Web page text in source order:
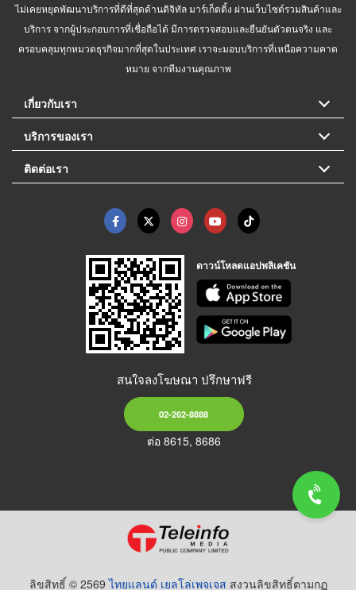
ไม่เคยหยุดพัฒนาบริการที่ดีที่สุดด้านดิจิทัล มาร์เก็ตติ้ง ผ่านเว็บไซต์รวมสินค้าและ
บริการ จากผู้ประกอบการที่เชื่อถือได้ มีการตรวจสอบและยืนยันตัวตนจริง และ
ครอบคลุมทุกหมวดธุรกิจมากที่สุดในประเทศ เราจะมอบบริการที่เหนือความคาด
หมาย จากทีมงานคุณภาพ
เกี่ยวกับเรา
บริการของเรา
ติดต่อเรา
ดาวน์โหลดแอปพลิเคชัน
สนใจลงโฆษณา ปรึกษาฟรี
02-262-8888
ต่อ 8615, 8686
ลิขสิทธิ์ © 2569ไทยแลนด์ เยลโล่เพจเจส สงวนลิขสิทธิ์ตามกฏ